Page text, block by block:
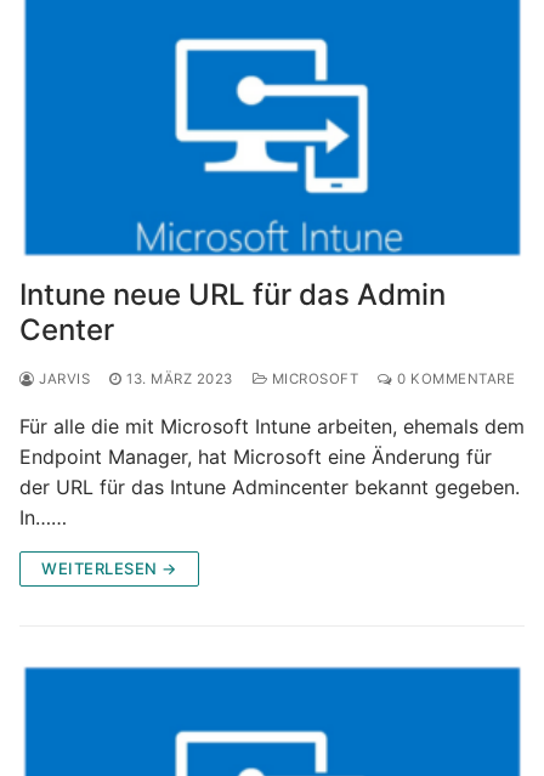
Intune neue URL für das Admin
Center
JARVIS 13. MÄRZ 2023 MICROSOFT 0 KOMMENTARE
Für alle die mit Microsoft Intune arbeiten, ehemals dem
Endpoint Manager, hat Microsoft eine Änderung für
der URL für das Intune Admincenter bekannt gegeben.
In……
WEITERLESEN →